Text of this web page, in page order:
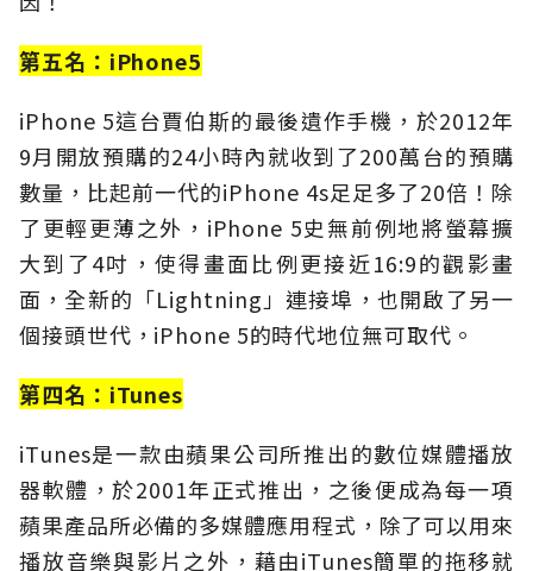
第五名：iPhone5
iPhone 5這台賈伯斯的最後遺作手機，於2012年
9月開放預購的24小時內就收到了200萬台的預購
數量，比起前一代的iPhone 4s足足多了20倍！除
了更輕更薄之外，iPhone 5史無前例地將螢幕擴
大到了4吋，使得畫面比例更接近16:9的觀影畫
面，全新的「Lightning」連接埠，也開啟了另一
個接頭世代，iPhone 5的時代地位無可取代。
第四名：iTunes
iTunes是一款由蘋果公司所推出的數位媒體播放
器軟體，於2001年正式推出，之後便成為每一項
蘋果產品所必備的多媒體應用程式，除了可以用來
播放音樂與影片之外，藉由iTunes簡單的拖移就